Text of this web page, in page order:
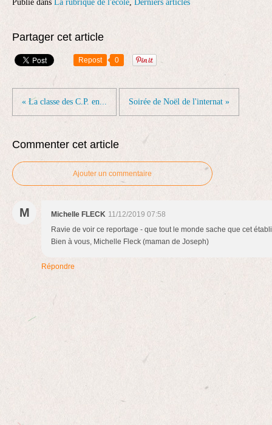
Publié dans La rubrique de l'école, Derniers articles
Partager cet article
Repost 0
« La classe des C.P. en... Soirée de Noël de l'internat »
Commenter cet article
Ajouter un commentaire
M Michelle FLECK 11/12/2019 07:58
Ravie de voir ce reportage - que tout le monde sache que cet
Bien à vous, Michelle Fleck (maman de Joseph)
Répondre